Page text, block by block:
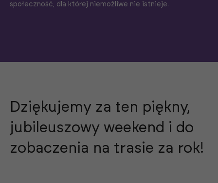
społeczność, dla której niemożliwe nie istnieje.
Dziękujemy za ten piękny,
jubileuszowy weekend i do
zobaczenia na trasie za rok!